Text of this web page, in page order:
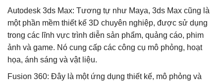
Autodesk 3ds Max: Tương tự như Maya, 3ds Max cũng là
một phần mềm thiết kế 3D chuyên nghiệp, được sử dụng
trong các lĩnh vực trình diễn sản phẩm, quảng cáo, phim
ảnh và game. Nó cung cấp các công cụ mô phỏng, hoạt
họa, ánh sáng và vật liệu.
Fusion 360: Đây là một ứng dụng thiết kế, mô phỏng và